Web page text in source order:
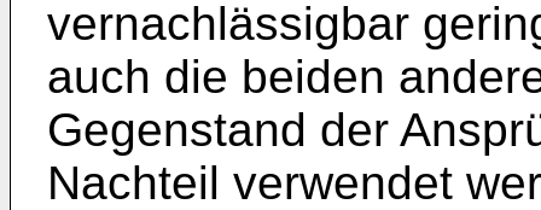
vernachlässigbar
auch die beiden
Gegenstand der
Nachteil verwendet